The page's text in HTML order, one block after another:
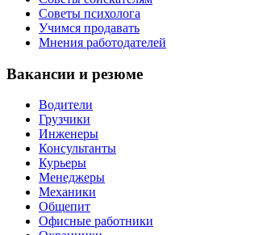
Советы психолога
Учимся продавать
Мнения работодателей
Вакансии и резюме
Водители
Грузчики
Инженеры
Консультанты
Курьеры
Менеджеры
Механики
Общепит
Офисные работники